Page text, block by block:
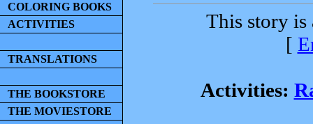
COLORING BOOKS
ACTIVITIES
TRANSLATIONS
THE BOOKSTORE
THE MOVIESTORE
This story
[
Activities: